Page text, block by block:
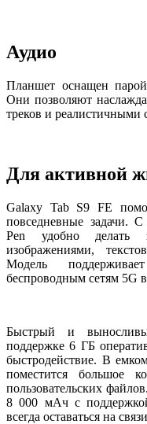
Аудио
Планшет оснащен
Они позволяют
треков и реалистичными
Для активной
Galaxy Tab S9 FE
повседневные задачи.
Pen удобно делать
изображениями,
Модель
беспроводным сетям 5G
Быстрый и
поддержке 6 ГБ
быстродействие. В
поместится большое
пользовательских
8 000 мАч с
всегда оставаться на